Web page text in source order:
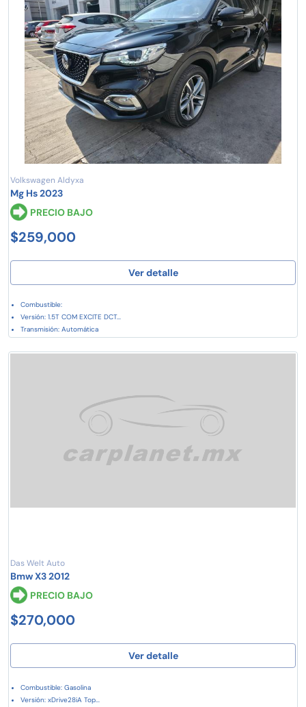
Volkswagen Aldyxa
Mg Hs 2023
PRECIO BAJO
$259,000
Ver detalle
Combustible:
Versión: 1.5T COM EXCITE DCT...
Transmisión: Automática
Das Welt Auto
Bmw X3 2012
PRECIO BAJO
$270,000
Ver detalle
Combustible: Gasolina
Versión: xDrive28iA Top...